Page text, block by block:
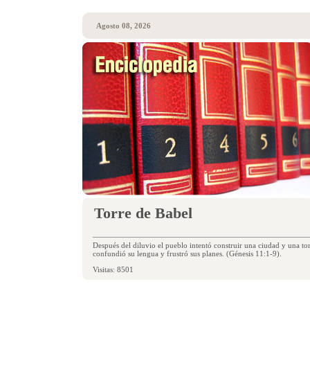
Agosto 08, 2026
Torre de Babel
Después del diluvio el pueblo intentó construir una ciudad y una
confundió su lengua y frustró sus planes. (Génesis 11:1-9).
Visitas: 8501